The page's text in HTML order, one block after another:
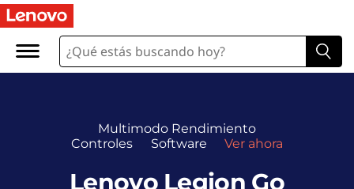
Multimodo Rendimiento
Controles
Software Ver ahora
Lenovo Legion Go